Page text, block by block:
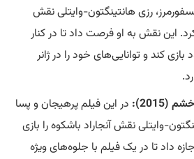
رزی هانتینگتون-وایتلی نقش
این نقش به او فرصت داد تا در کنار
کند و توانایی‌های خود را در ژانر
در این فیلم پرهیجان و پسا
وایتلی نقش آنجاراد باشکوه را بازی
داد تا در یک فیلم با جلوه‌های ویژه